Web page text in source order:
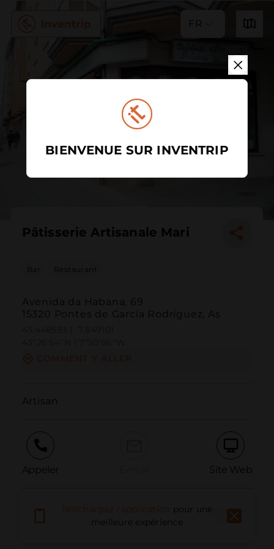
FR
Pâtisserie Artisanale Mari
Bar Restaurant
Avenida da Habana, 69
15320 Pontes de García Rodríguez, As
Artisan
Appeler Site Web
Signaler un problèmepour une
meilleure expérience
BIENVENUE SUR INVENTRIP